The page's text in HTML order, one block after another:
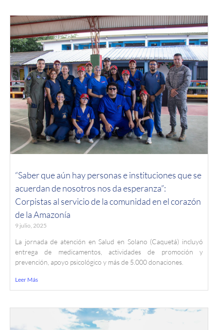
“Saber que aún hay personas e instituciones que se
acuerdan de nosotros nos da esperanza”:
Corpistas al servicio de la comunidad en el corazón
de la Amazonía
9 julio, 2025
La jornada de atención en Salud en Solano (Caquetá) incluyó
entrega de medicamentos, actividades de promoción y
prevención, apoyo psicológico y más de 5.000 donaciones.
Leer Más